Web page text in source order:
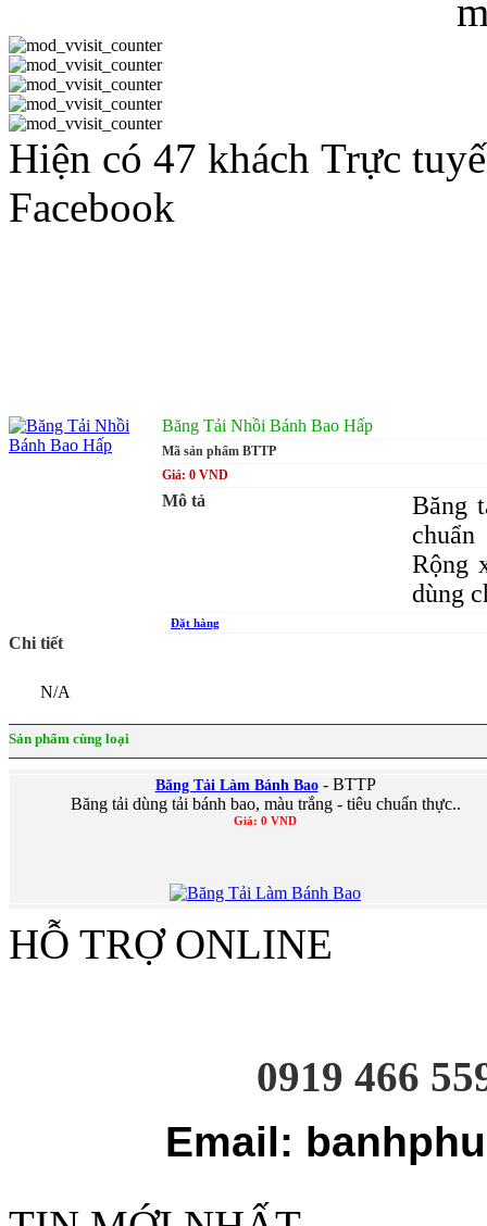
Hiện có 47 khách Trực
Facebook
Băng Tải Nhồi Bánh Bao Hấp
Mã sản phẩm BTTP
Giá: 0 VND
Mô tả
Băng
Rộng
dùng
Đặt hàng
Chi tiết
N/A
Sản phẩm cùng loại
Băng Tải Làm Bánh Bao- BTTP
Băng tải dùng tải bánh bao, màu trắng - tiêu chuẩn thực..
Giá: 0 VND
HỖ TRỢ ONLINE
0919 466
Email: